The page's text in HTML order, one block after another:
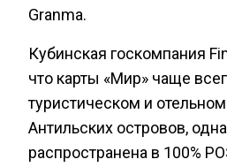
Granma.
Кубинская госкомпания
что карты «Мир» чаще
туристическом и
Антильских островов,
распространена в 100%